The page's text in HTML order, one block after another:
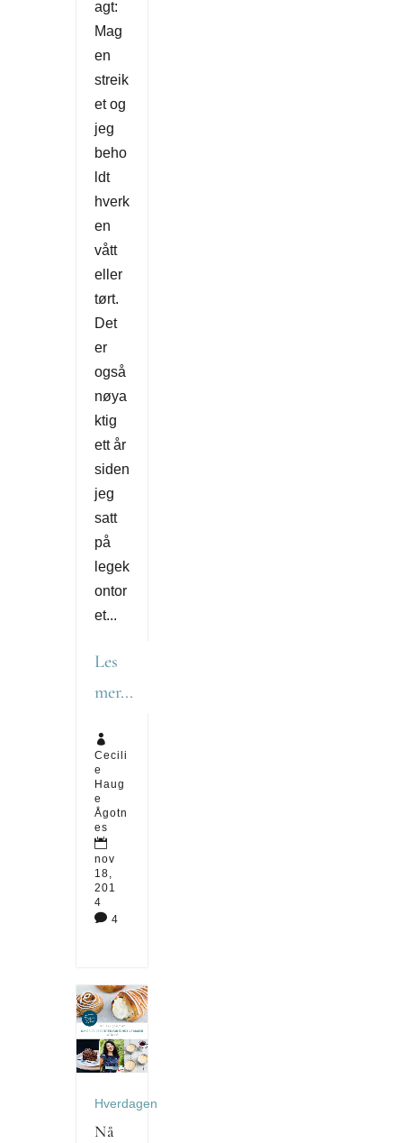
agt:
Mag
en
streik
et og
jeg
beho
ldt
hverk
en
vått
eller
tørt.
Det
er
også
nøya
ktig
ett år
siden
jeg
satt
på
legek
ontor
et...
Les
mer...

Cecili
e
Haug
e
Ågotn
es

nov
18,
201
4
 4
Hverdagen
Nå